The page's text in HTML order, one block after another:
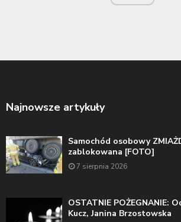
Najnowsze artykuły
Samochód osobowy
zablokowana [FOTO]
7 sierpnia 2026
OSTATNIE POŻEGNANIE:
Kucz, Janina Brzostowska